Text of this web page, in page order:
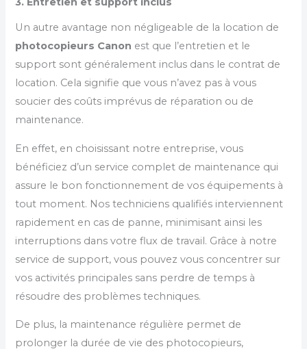
Un autre avantage non négligeable de la location de
photocopieurs Canon est que l’entretien et le
support sont généralement inclus dans le contrat de
location. Cela signifie que vous n’avez pas à vous
soucier des coûts imprévus de réparation ou de
maintenance.
En effet, en choisissant notre entreprise, vous
bénéficiez d’un service complet de maintenance qui
assure le bon fonctionnement de vos équipements à
tout moment. Nos techniciens qualifiés interviennent
rapidement en cas de panne, minimisant ainsi les
interruptions dans votre flux de travail. Grâce à notre
service de support, vous pouvez vous concentrer sur
vos activités principales sans perdre de temps à
résoudre des problèmes techniques.
De plus, la maintenance régulière permet de
prolonger la durée de vie des photocopieurs,